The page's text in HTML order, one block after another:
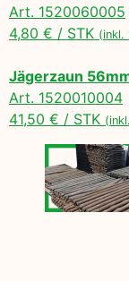
Art. 1520060005
4,80 € / STK (inkl.
Jägerzaun
Art. 1520010004
41,50 € / STK